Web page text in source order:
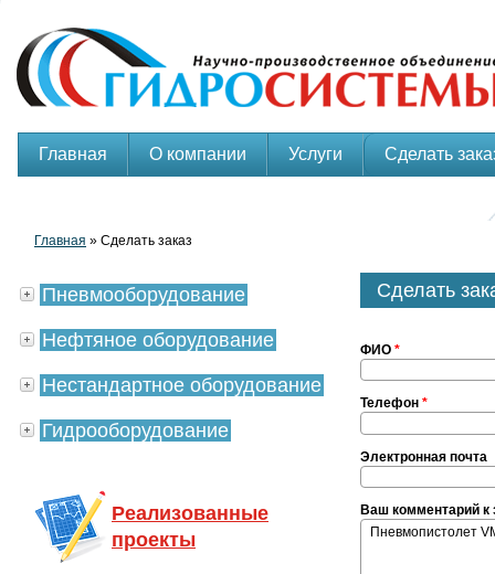
Главная О компании Услуги Сделать
Главная » Сделать заказ
Сделать
ФИО *
Телефон *
Электронная почта
Ваш комментарий к
Пневмооборудование
Нефтяное оборудование
Нестандартное оборудование
Гидрооборудование
Реализованные
проекты